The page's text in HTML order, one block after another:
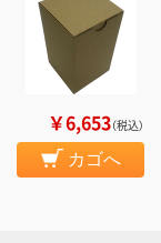
￥6,653（税込）
カゴへ